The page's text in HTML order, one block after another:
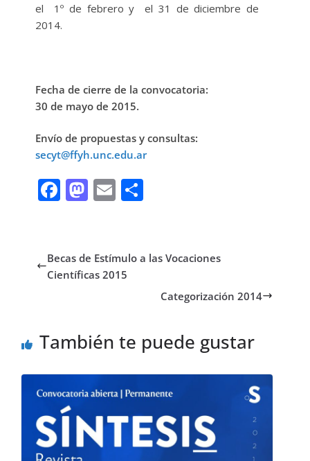
el 1º de febrero y el 31 de diciembre de
2014.
Fecha de cierre de la convocatoria:
30 de mayo de 2015.
Envío de propuestas y consultas:
secyt@ffyh.unc.edu.ar
F
b
o
M
d
o
E
l p
Becas de Estímulo a las Vocaciones
Científicas 2015
Categorización 2014
También te puede gustar